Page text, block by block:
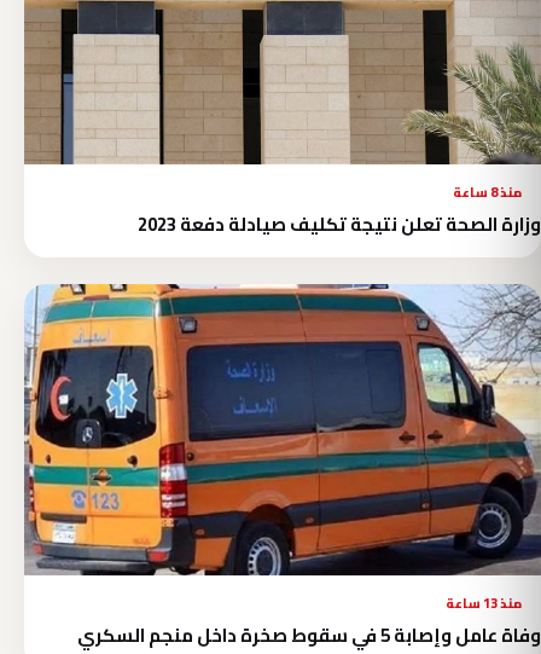
منذ 8 ساعة
وزارة الصحة تعلن نتيجة تكليف صيادلة دفعة 2023
منذ 13 ساعة
وفاة عامل وإصابة 5 في سقوط صخرة داخل منجم السكري